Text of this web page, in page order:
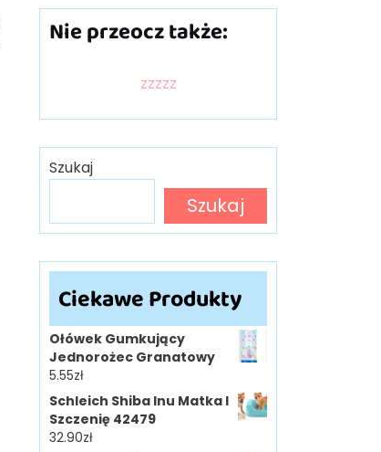
Nie przeocz także:
zzzzz
Szukaj
Szukaj
Ciekawe Produkty
Ołówek Gumkujący
Jednorożec Granatowy
5.55zł
Schleich Shiba Inu Matka I
Szczenię 42479
32.90zł